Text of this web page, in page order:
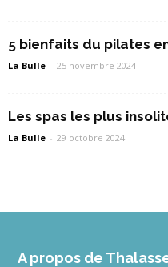
5 bienfaits du pilates
La Bulle - 25 novembre 2024
Les spas les plus
La Bulle - 29 octobre 2024
A propos de